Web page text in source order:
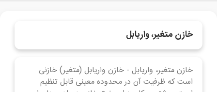
خازن متغیر، واریابل
خازن متغیر، واریابل - خازن واریابل (متغیر) خازنی
است که ظرفیت آن در محدوده معینی قابل تنظیم